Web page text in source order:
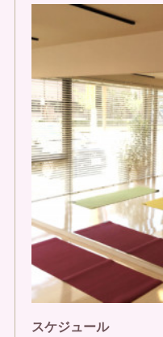
スケジュール